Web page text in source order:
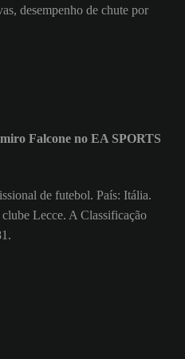
desempenho de chute por
Falcone no EA SPORTS
de futebol. País: Itália.
Lecce. A Classificação